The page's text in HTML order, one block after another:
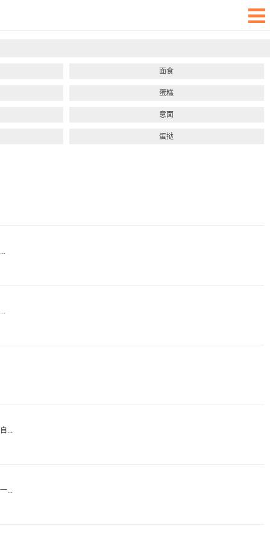
面食
蛋糕
意面
蛋挞
...
...